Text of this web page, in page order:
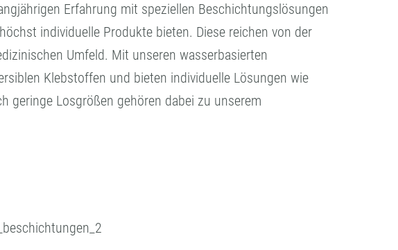
KOMPETENZ UND QUALITÄT
Erfahrung mit speziellen Beschichtungslösungen
individuelle Produkte bieten. Diese reichen von der
Umfeld. Mit unseren wasserbasierten
Klebstoffen und bieten individuelle Lösungen wie
geringe Losgrößen gehören dabei zu unserem